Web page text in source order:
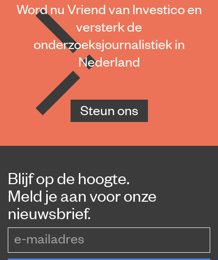
Word nu Vriend van Investico en
versterk de
onderzoeksjournalistiek in
Nederland
Steun ons
Blijf op de hoogte.
Meld je aan voor onze
nieuwsbrief.